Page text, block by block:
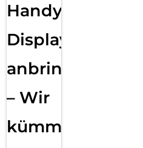
Handy
Displayfolie
anbringen
– Wir
kümmern